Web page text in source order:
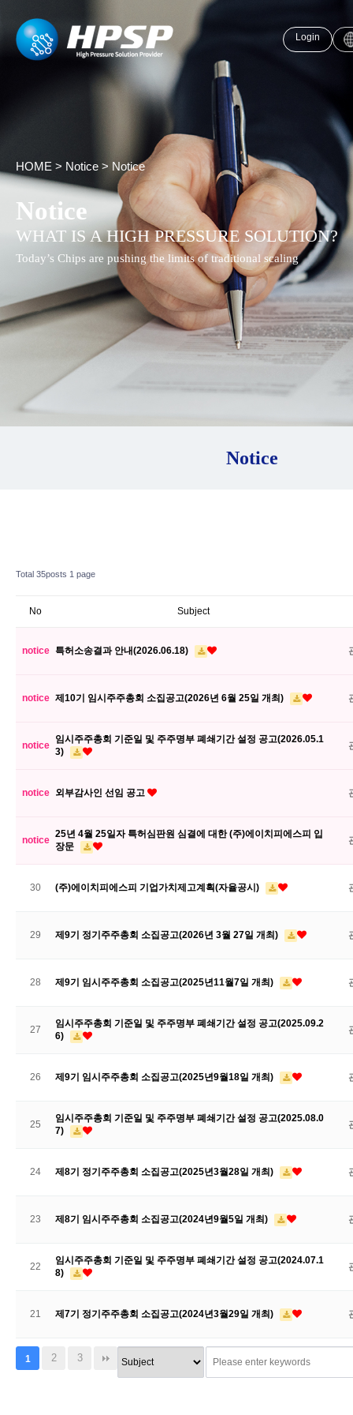
Login
HOME > Notice > Notice
Notice
WHAT IS A HIGH PRESSURE SOLUTION?
Today’s Chips are pushing the limits of traditional scaling
Notice
Total 35posts 1 page
No Subject
notice 특허소송결과 안내(2026.06.18)
notice 제10기 임시주주총회 소집공고(2026년 6월 25일 개최)
notice
임시주주총회 기준일 및 주주명부 폐쇄기간 설정 공고(2026.05.1
3)
notice 외부감사인 선임 공고
notice
25년 4월 25일자 특허심판원 심결에 대한 (주)에이치피에스피 입
장문
30 (주)에이치피에스피 기업가치제고계획(자율공시)
29 제9기 정기주주총회 소집공고(2026년 3월 27일 개최)
28 제9기 임시주주총회 소집공고(2025년11월7일 개최)
27
임시주주총회 기준일 및 주주명부 폐쇄기간 설정 공고(2025.09.2
6)
26 제9기 임시주주총회 소집공고(2025년9월18일 개최)
25
임시주주총회 기준일 및 주주명부 폐쇄기간 설정 공고(2025.08.0
7)
24 제8기 정기주주총회 소집공고(2025년3월28일 개최)
23 제8기 임시주주총회 소집공고(2024년9월5일 개최)
22
임시주주총회 기준일 및 주주명부 폐쇄기간 설정 공고(2024.07.1
8)
21 제7기 정기주주총회 소집공고(2024년3월29일 개최)
1 2 3